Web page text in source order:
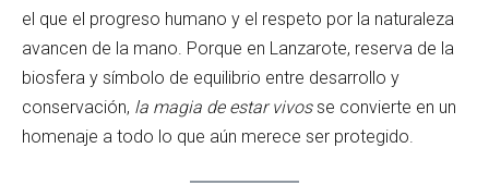
el que el progreso humano y el respeto por la naturaleza
avancen de la mano. Porque en Lanzarote, reserva de la
biosfera y símbolo de equilibrio entre desarrollo y
conservación, la magia de estar vivosse convierte en un
homenaje a todo lo que aún merece ser protegido.